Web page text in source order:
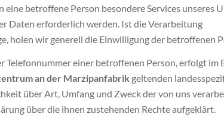
betroffene Person besondere Services unseres
Daten erforderlich werden. Ist die Verarbeitung
holen wir generell die Einwilligung der betroffenen
Telefonnummer einer betroffenen Person, erfolgt im
an der Marzipanfabrik geltenden
über Art, Umfang und Zweck der von uns
über die ihnen zustehenden Rechte aufgeklärt.